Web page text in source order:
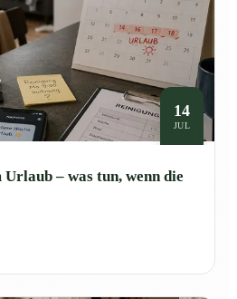
14
JUL
– was tun, wenn die